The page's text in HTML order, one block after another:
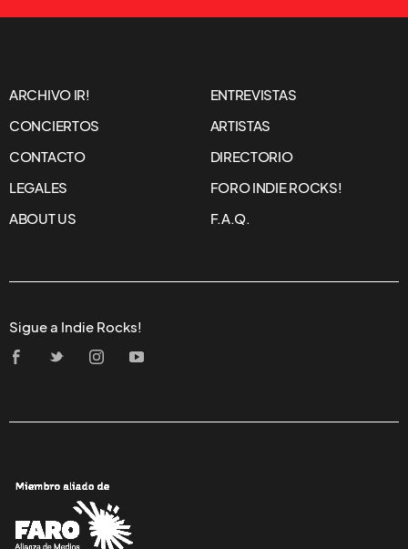
ARCHIVO IR!
ENTREVISTAS
CONCIERTOS
ARTISTAS
CONTACTO
DIRECTORIO
LEGALES
FORO INDIE ROCKS!
ABOUT US
F.A.Q.
Sigue a Indie Rocks!